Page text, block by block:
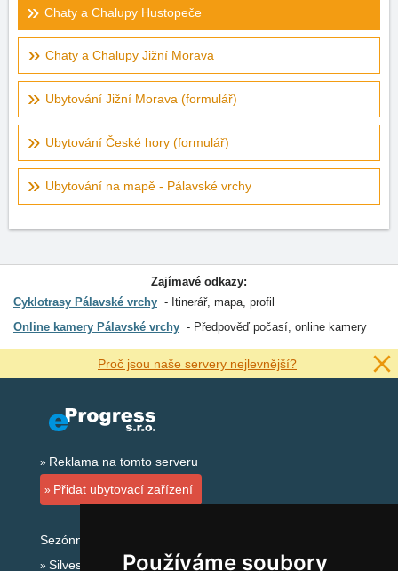
Používáme soubory
Chaty a Chalupy Hustopeče
Chaty a Chalupy Jižní Morava
Ubytování Jižní Morava (formulář)
Ubytování České hory (formulář)
Ubytování na mapě - Pálavské vrchy
Zajímavé odkazy:
Cyklotrasy Pálavské vrchy
Itinerář, mapa, profil
Online kamery Pálavské vrchy
Předpověď počasí, online kamery
Proč jsou naše servery nejlevnější?
Reklama na tomto serveru
Přidat ubytovací zařízení
Sezónní odkazy:
Silvester Jižní Morava